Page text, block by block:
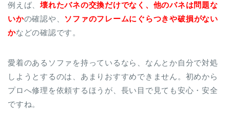
例えば、壊れたバネの交換だけでなく、他のバネは問題な
いかの確認や、 ソファのフレームにぐらつきや破損がない
かなどの確認です。
愛着のあるソファを持っているなら、なんとか自分で対処
しようとするのは、あまりおすすめできません。初めから
プロへ修理を依頼するほうが、長い目で見ても安心・安全
ですね。